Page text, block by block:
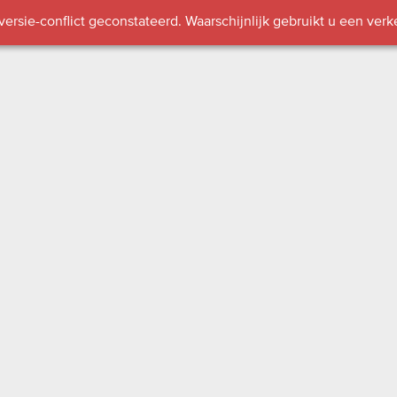
conflict geconstateerd. Waarschijnlijk gebruikt u een